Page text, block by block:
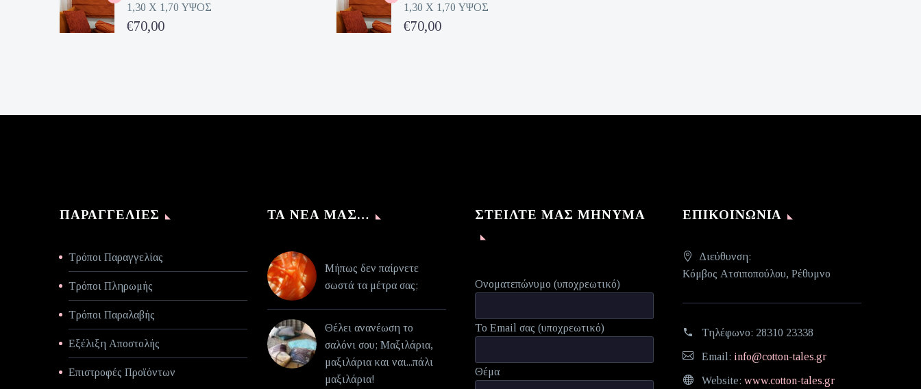
€224,00.
τιμή
είναι:
1,30 Χ 1,70 ΥΨΟΣ
Original
€70,00
€224,00.
τιμή
είναι:
1,30 Χ 1,70 ΥΨΟΣ
Original
€70,00
ΠΑΡΑΓΓΕΛΊΕΣ
Τρόποι Παραγγελίας
Τρόποι Πληρωμής
Τρόποι Παραλαβής
Εξέλιξη Αποστολής
Επιστροφές Προϊόντων
ΤΑ ΝΈΑ ΜΑΣ…
Μήπως δεν παίρνετε
σωστά τα μέτρα σας;
Θέλει ανανέωση το
σαλόνι σου; Μαξιλάρια,
μαξιλάρια και ναι...πάλι
μαξιλάρια!
ΣΤΕΊΛΤΕ ΜΑΣ ΜΉΝΥΜΑ
Ονοματεπώνυμο (υποχρεωτικό)
Το Email σας (υποχρεωτικό)
Θέμα
ΕΠΙΚΟΙΝΩΝΊΑ
Διεύθυνση:
Κόμβος Ατσιποπούλου, Ρέθυμνο
Τηλέφωνο: 28310 23338
Email: info@cotton-tales.gr
Website: www.cotton-tales.gr